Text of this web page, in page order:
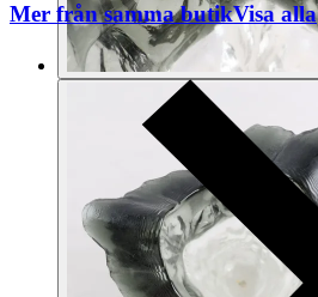
Mer från samma butikVisa alla